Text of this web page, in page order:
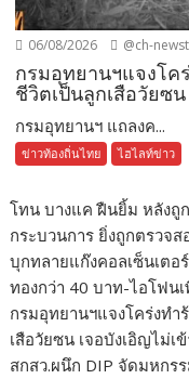
06/08/2026 @ch-
กรมอุทยานฯแจงโค
ชีวิตเป็นลูกเสือวัยซน
กรมอุทยานฯ แถลงค...
ข่าวท้องถิ่นไทย ไฮไลท์ข่าว
โทน บางแค ฝืนยิ้ม หลังถู
กระบวนการ ยิ่งถูกตรวจ
บุกทลายแก๊งคอลเซ็นเตอ
ทองกว่า 40 บาท-ไอโฟน
กรมอุทยานฯแจงโคร่งทำ
เสือวัยซน เจอบังเอิญไม่เ
สกสว.ผนึก DIP จัดมหกร